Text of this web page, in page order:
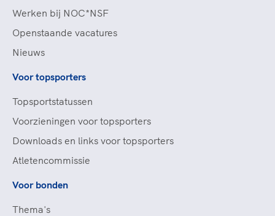
Werken bij NOC*NSF
Openstaande vacatures
Nieuws
Voor topsporters
Topsportstatussen
Voorzieningen voor topsporters
Downloads en links voor topsporters
Atletencommissie
Voor bonden
Thema's